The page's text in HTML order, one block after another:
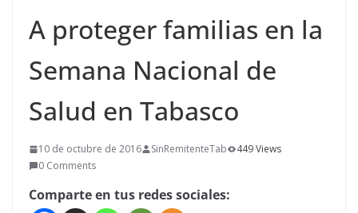
A proteger familias en la
Semana Nacional de
Salud en Tabasco
10 de octubre de 2016 SinRemitenteTab
449 Views
0 Comments
Comparte en tus redes sociales: